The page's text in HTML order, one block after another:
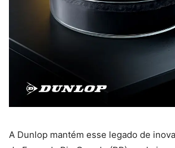
A Dunlop mantém esse legado de